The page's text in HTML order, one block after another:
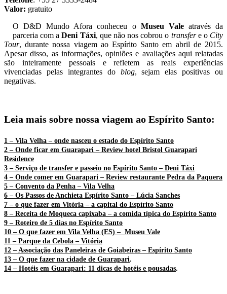
Valor: gratuito
O D&D Mundo Afora conheceu o Museu Valeatravés da
parceria com aDeni Táxi, que não nos cobrou o transfere o City
Tour, durante nossa viagem ao Espírito Santo em abril de 2015.
Apesar disso, as informações, opiniões e avaliações aqui relatadas
são inteiramente pessoais e refletem as reais experiências
vivenciadas pelas integrantes do blog, sejam elas positivas ou
negativas.
Leia mais sobre nossa viagem ao Espírito Santo:
1 – Vila Velha – onde nasceu o estado do Espírito Santo
2 – Onde ficar em Guarapari – Review hotel Bristol Guarapari
Residence
3 – Serviço de transfer e passeio no Espírito Santo – Deni Táxi
4 – Onde comer em Guarapari – Review restaurante Pedra da Paquera
5 – Convento da Penha – Vila Velha
6 – Os Passos de Anchieta Espírito Santo – Lúcia Sanches
7 – o que fazer em Vitória – a capital do Espírito Santo
8 – Receita de Moqueca capixaba – a comida típica do Espírito Santo
9 – Roteiro de 5 dias no Espírito Santo
10 – O que fazer em Vila Velha (ES) – Museu Vale
11 – Parque da Cebola – Vitória
12 – Associação das Paneleiras de Goiabeiras – Espírito Santo
13 – O que fazer na cidade de Guarapari.
14 – Hotéis em Guarapari: 11 dicas de hotéis e pousadas.